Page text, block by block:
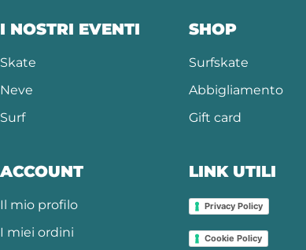
I NOSTRI EVENTI
Skate
Neve
Surf
SHOP
Surfskate
Abbigliamento
Gift card
ACCOUNT
Il mio profilo
I miei ordini
LINK UTILI
Privacy Policy
Cookie Policy